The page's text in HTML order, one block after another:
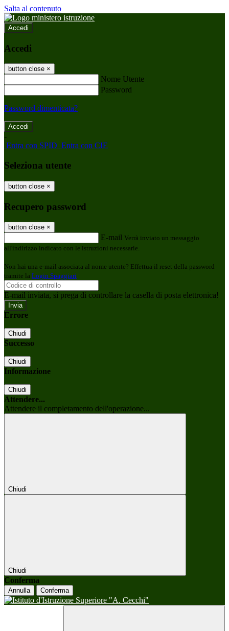
Salta al contenuto
Accedi
Accedi
button close ×
Nome Utente
Password
Password dimenticata?
-
Entra con SPID Entra con CIE
Seleziona utente
button close ×
Recupero password
button close ×
E-mail Verrà inviato un messaggio
all'indirizzo indicato con le istruzioni necessarie.
Non hai una e-mail associata al nome utente? Effettua il reset della password
tramite la Login Spaggiari
E-mail inviata, si prega di controllare la casella di posta elettronica!
Errore
Chiudi
Successo
Chiudi
Informazione
Chiudi
Attendere...
Attendere il completamento dell'operazione...
Chiudi
Chiudi
Conferma
Annulla Conferma